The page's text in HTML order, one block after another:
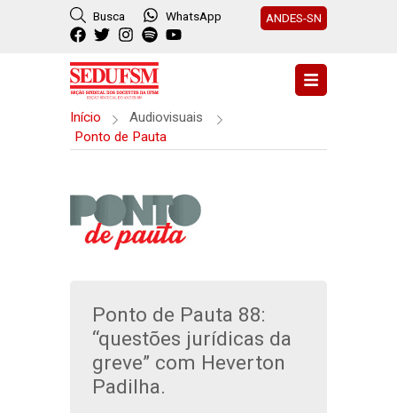
Busca WhatsApp ANDES-SN
Início
Audiovisuais
Ponto de Pauta
Ponto de Pauta 88:
“questões jurídicas da
greve” com Heverton
Padilha.